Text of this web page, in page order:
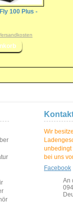
100 Plus -
Wir
unbedingt
bei uns
Facebook
An